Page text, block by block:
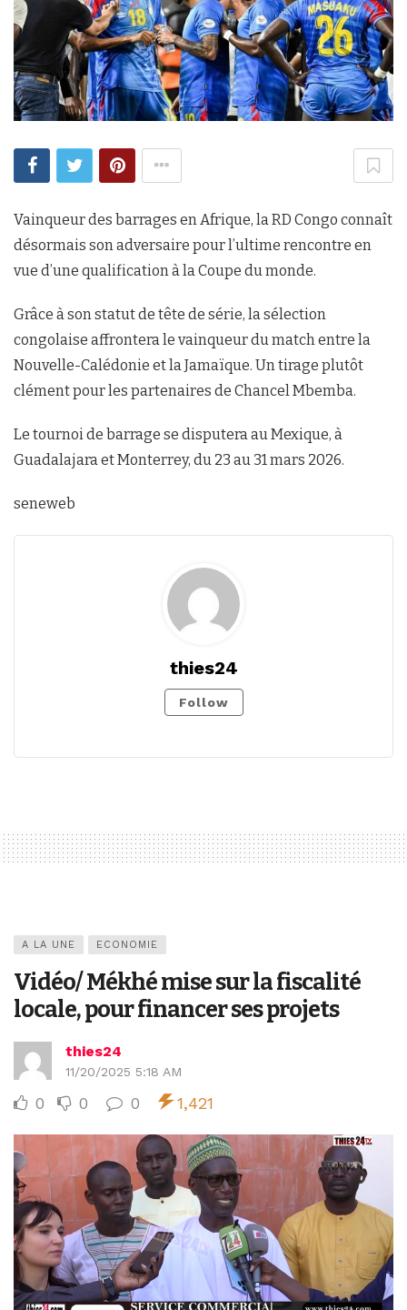
Vainqueur des barrages en Afrique, la RD Congo connaît
désormais son adversaire pour l’ultime rencontre en
vue d’une qualification à la Coupe du monde.
Grâce à son statut de tête de série, la sélection
congolaise affrontera le vainqueur du match entre la
Nouvelle-Calédonie et la Jamaïque. Un tirage plutôt
clément pour les partenaires de Chancel Mbemba.
Le tournoi de barrage se disputera au Mexique, à
Guadalajara et Monterrey, du 23 au 31 mars 2026.
seneweb
thies24
Follow
A LA UNE ECONOMIE
Vidéo/ Mékhé mise sur la fiscalité
locale, pour financer ses projets
thies24
11/20/2025 5:18 AM
0 0 0 1,421